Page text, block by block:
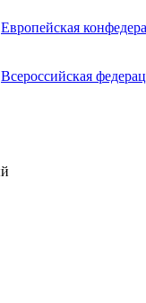
Европейская
Всероссийская